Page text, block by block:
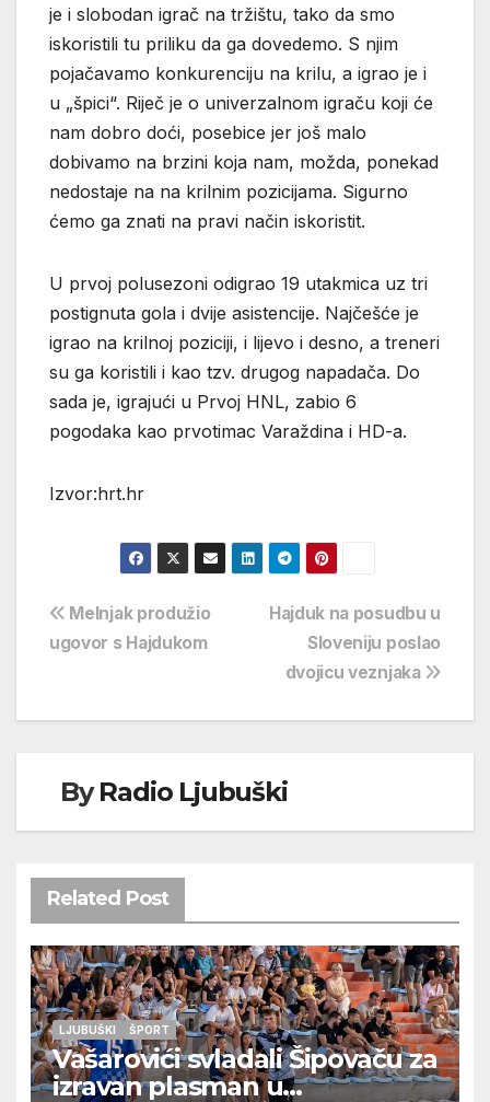
je i slobodan igrač na tržištu, tako da smo
iskoristili tu priliku da ga dovedemo. S njim
pojačavamo konkurenciju na krilu, a igrao je i
u „špici“. Riječ je o univerzalnom igraču koji će
nam dobro doći, posebice jer još malo
dobivamo na brzini koja nam, možda, ponekad
nedostaje na na krilnim pozicijama. Sigurno
ćemo ga znati na pravi način iskoristit.
U prvoj polusezoni odigrao 19 utakmica uz tri
postignuta gola i dvije asistencije. Najčešće je
igrao na krilnoj poziciji, i lijevo i desno, a treneri
su ga koristili i kao tzv. drugog napadača. Do
sada je, igrajući u Prvoj HNL, zabio 6
pogodaka kao prvotimac Varaždina i HD-a.
Izvor:hrt.hr
Navigacija
objava
Hajduk na posudbu u
Sloveniju poslao
dvojicu veznjaka
Melnjak produžio
ugovor s Hajdukom
ByRadio Ljubuški
Related Post
LJUBUŠKI ŠPORT
Vašarovići svladali Šipovaču za
izravan plasman u